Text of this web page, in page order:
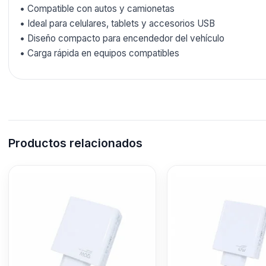
• Compatible con autos y camionetas
• Ideal para celulares, tablets y accesorios USB
• Diseño compacto para encendedor del vehículo
• Carga rápida en equipos compatibles
Productos relacionados